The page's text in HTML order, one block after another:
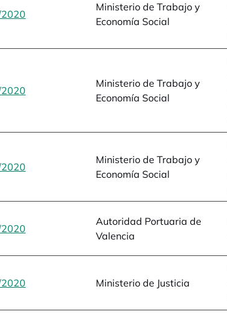
se abre en una pestaña nueva
Ministerio de Trabajo y
Economía Social
se abre en una pestaña nueva
Ministerio de Trabajo y
Economía Social
se abre en una pestaña nueva
Ministerio de Trabajo y
Economía Social
se abre en una pestaña nueva
Autoridad Portuaria de
Valencia
se abre en una pestaña nueva
Ministerio de Justicia